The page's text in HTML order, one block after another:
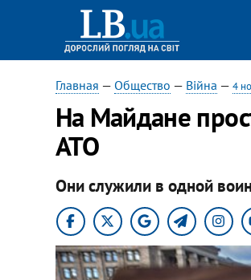
Главная — Общество — Війна — 4
​На Майдане
АТО
Они служили в одной